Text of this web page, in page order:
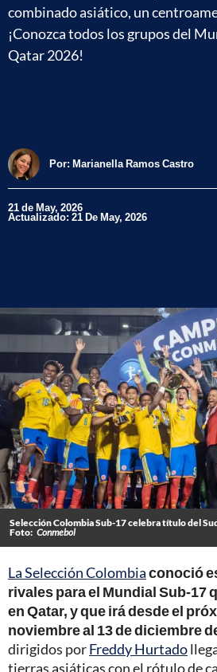
combinado asiático, un
¡Conozca todos los grupos del
Qatar 2026!
Por: Marianella Ramos Castro
21 de May, 2026
Actualizado: 21 De May, 2026
Selección Colombia Sub-17 celebra título del
Foto: Conmebol
La Selección Colombiaconoció
rivales para el Mundial Sub-17
en Qatar, y que irá desde el
noviembre al 13 de diciembre
dirigidos porFreddy Hurtado
tierras asiáticas con el rótulo de